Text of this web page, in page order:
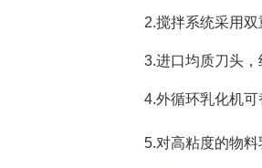
2.搅拌系统采用
3.进口均质刀头
4.外循环乳化机
5.对高粘度的物